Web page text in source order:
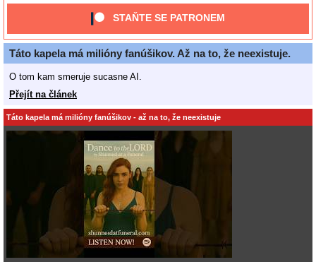
STAŇTE SE PATRONEM
Táto kapela má milióny fanúšikov. Až na to, že neexistuje.
O tom kam smeruje sucasne AI.
Přejít na článek
Táto kapela má milióny fanúšikov - až na to, že neexistuje